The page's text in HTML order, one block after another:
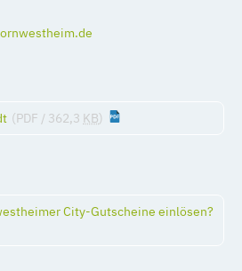
(PDF / 362,3 KB)
City-Gutscheine einlösen?